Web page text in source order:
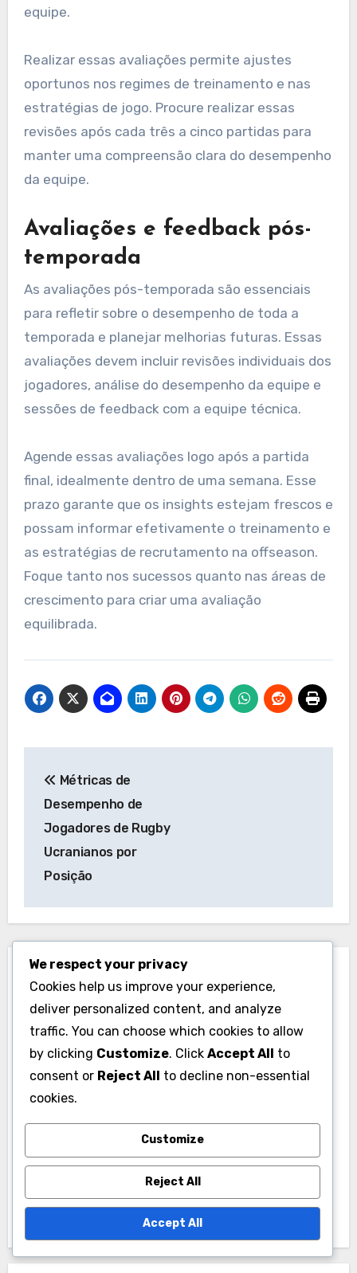
equipe.
Realizar essas avaliações permite ajustes
oportunos nos regimes de treinamento e nas
estratégias de jogo. Procure realizar essas
revisões após cada três a cinco partidas para
manter uma compreensão clara do desempenho
da equipe.
Avaliações e feedback pós-
temporada
As avaliações pós-temporada são essenciais
para refletir sobre o desempenho de toda a
temporada e planejar melhorias futuras. Essas
avaliações devem incluir revisões individuais dos
jogadores, análise do desempenho da equipe e
sessões de feedback com a equipe técnica.
Agende essas avaliações logo após a partida
final, idealmente dentro de uma semana. Esse
prazo garante que os insights estejam frescos e
possam informar efetivamente o treinamento e
as estratégias de recrutamento na offseason.
Foque tanto nos sucessos quanto nas áreas de
crescimento para criar uma avaliação
equilibrada.
navigation
Métricas de
Desempenho de
Jogadores de Rugby
Ucranianos por
Posição
ByJulian Carter
Julian Carter é um analista esportivo com uma
paixão pelo rugby. Com mais de uma década de
experiência em métricas de desempenho, ele se
especializa em dissecar posições de jogadores e
estratégias de equipe. Seus insights ajudam
treinadores e jogadores a aprimorar seu jogo por
meio de decisões baseadas em dados.
We respect your privacy
Cookies help us improve your experience,
deliver personalized content, and analyze
traffic. You can choose which cookies to allow
by clicking Customize. Click Accept All to
consent or Reject All to decline non-essential
cookies.
Customize
Reject All
Accept All